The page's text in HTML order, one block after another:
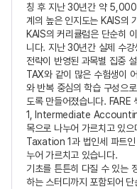
칭 후 지난 30년간 약 5,000
계의 높은 인지도는 KAIS의
KAIS의 커리큘럼은 단순히
니다. 지난 30년간 실제 수
전략이 반영된 과목별 집중
TAX와 같이 많은 수험생이
와 반복 중심의 학습 구성으
도록 만들어졌습니다.
1, Intermediate
목으로 나누어 가르치고 있
Taxation 1과 법인세 파트
누어 가르치고 있습니다.
기초를 튼튼히 다질 수 있는
하는 스터디까지 포함되어